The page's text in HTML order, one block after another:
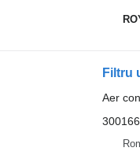
Filtru
Aer